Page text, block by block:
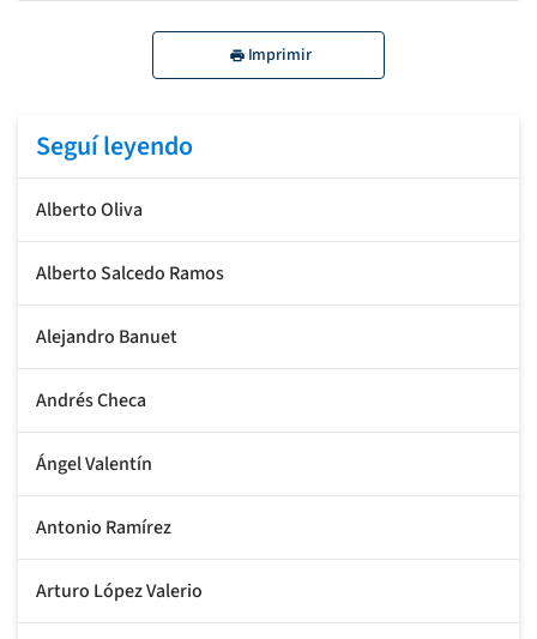
Imprimir
Seguí leyendo
Alberto Oliva
Alberto Salcedo Ramos
Alejandro Banuet
Andrés Checa
Ángel Valentín
Antonio Ramírez
Arturo López Valerio